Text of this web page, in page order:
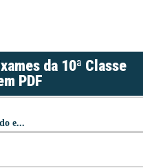
da 10ª Classe
PDF
e...